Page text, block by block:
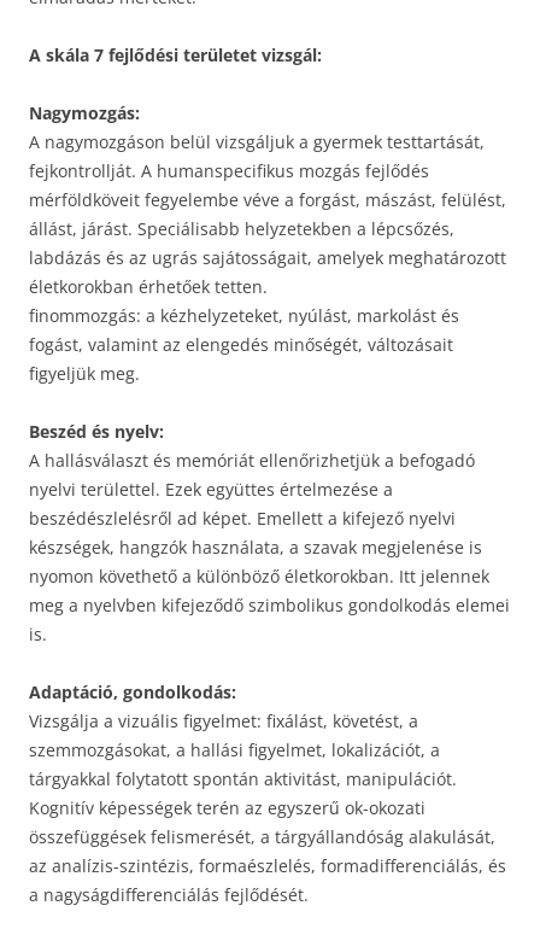
A skála 7 fejlődési területet vizsgál:
Nagymozgás:
A nagymozgáson belül vizsgáljuk a gyermek testtartását,
fejkontrollját. A humanspecifikus mozgás fejlődés
mérföldköveit fegyelembe véve a forgást, mászást, felülést,
állást, járást. Speciálisabb helyzetekben a lépcsőzés,
labdázás és az ugrás sajátosságait, amelyek meghatározott
életkorokban érhetőek tetten.
finommozgás: a kézhelyzeteket, nyúlást, markolást és
fogást, valamint az elengedés minőségét, változásait
figyeljük meg.
Beszéd és nyelv:
A hallásválaszt és memóriát ellenőrizhetjük a befogadó
nyelvi területtel. Ezek együttes értelmezése a
beszédészlelésről ad képet. Emellett a kifejező nyelvi
készségek, hangzók használata, a szavak megjelenése is
nyomon követhető a különböző életkorokban. Itt jelennek
meg a nyelvben kifejeződő szimbolikus gondolkodás elemei
is.
Adaptáció, gondolkodás:
Vizsgálja a vizuális figyelmet: fixálást, követést, a
szemmozgásokat, a hallási figyelmet, lokalizációt, a
tárgyakkal folytatott spontán aktivitást, manipulációt.
Kognitív képességek terén az egyszerű ok-okozati
összefüggések felismerését, a tárgyállandóság alakulását,
az analízis-szintézis, formaészlelés, formadifferenciálás, és
a nagyságdifferenciálás fejlődését.